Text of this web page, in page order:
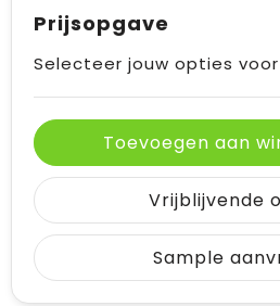
Prijsopgave
Selecteer jouw opties
Toevoegen aan
Vrijblijvende
Sample